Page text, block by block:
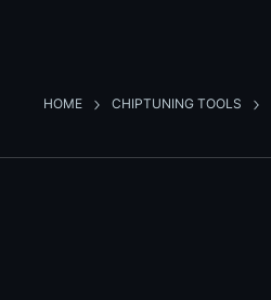
HOME CHIPTUNING TOOLS